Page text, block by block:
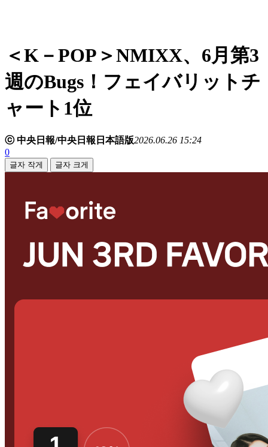
＜K－POP＞NMIXX、6月第3
週のBugs！フェイバリットチ
ャート1位
ⓒ 中央日報/中央日報日本語版2026.06.26 15:24
0
글자 작게 글자 크게